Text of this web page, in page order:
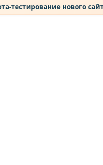
тестирование нового